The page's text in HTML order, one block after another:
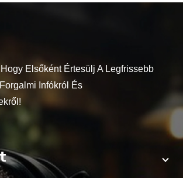
Elsőként Értesülj A Legfrissebb
Infókról És